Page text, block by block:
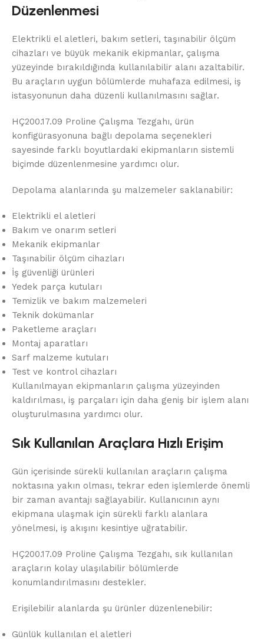
Düzenlenmesi
Elektrikli el aletleri, bakım setleri, taşınabilir ölçüm
cihazları ve büyük mekanik ekipmanlar, çalışma
yüzeyinde bırakıldığında kullanılabilir alanı azaltabilir.
Bu araçların uygun bölümlerde muhafaza edilmesi, iş
istasyonunun daha düzenli kullanılmasını sağlar.
HÇ200.17.09 Proline Çalışma Tezgahı, ürün
konfigürasyonuna bağlı depolama seçenekleri
sayesinde farklı boyutlardaki ekipmanların sistemli
biçimde düzenlenmesine yardımcı olur.
Depolama alanlarında şu malzemeler saklanabilir:
Elektrikli el aletleri
Bakım ve onarım setleri
Mekanik ekipmanlar
Taşınabilir ölçüm cihazları
İş güvenliği ürünleri
Yedek parça kutuları
Temizlik ve bakım malzemeleri
Teknik dokümanlar
Paketleme araçları
Montaj aparatları
Sarf malzeme kutuları
Test ve kontrol cihazları
Kullanılmayan ekipmanların çalışma yüzeyinden
kaldırılması, iş parçaları için daha geniş bir işlem alanı
oluşturulmasına yardımcı olur.
Sık Kullanılan Araçlara Hızlı Erişim
Gün içerisinde sürekli kullanılan araçların çalışma
noktasına yakın olması, tekrar eden işlemlerde önemli
bir zaman avantajı sağlayabilir. Kullanıcının aynı
ekipmana ulaşmak için sürekli farklı alanlara
yönelmesi, iş akışını kesintiye uğratabilir.
HÇ200.17.09 Proline Çalışma Tezgahı, sık kullanılan
araçların kolay ulaşılabilir bölümlerde
konumlandırılmasını destekler.
Erişilebilir alanlarda şu ürünler düzenlenebilir:
Günlük kullanılan el aletleri